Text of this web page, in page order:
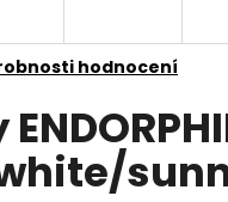
hodnocení
white/